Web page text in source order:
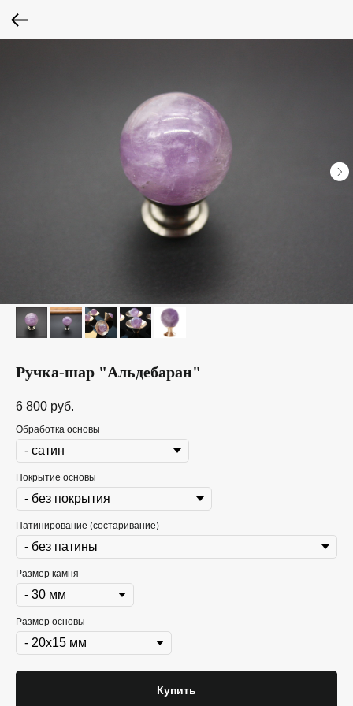
Ручка-шар "Альдебаран"
6 800 руб.
Обработка основы
Покрытие основы
Патинирование (состаривание)
Размер камня
Размер основы
Купить